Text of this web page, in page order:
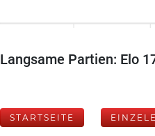
Langsame Partien: Elo
STARTSEITE